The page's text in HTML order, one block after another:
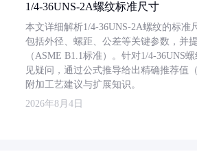
1/4-36UNS-2A螺纹标准尺寸
本文详细解析1/4-36UNS-2A螺纹的标准
包括外径、螺距、公差等关键参数，并
（ASME B1.1标准）。针对1/4-36UNS
见疑问，通过公式推导给出精确推荐值
附加工艺建议与扩展知识。
2026年8月4日